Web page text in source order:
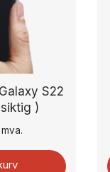
S22
)